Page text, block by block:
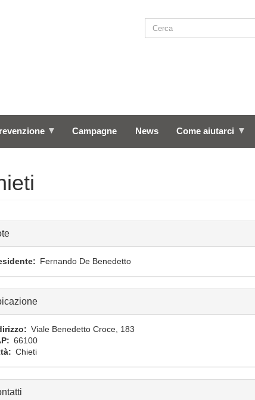
SEARCH
Campagne News Come aiutarci
Fernando De Benedetto
Viale Benedetto Croce, 183
66100
Chieti